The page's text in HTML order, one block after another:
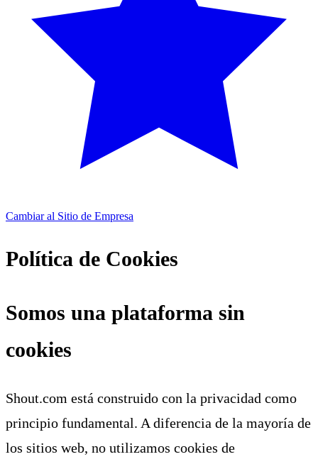
Cambiar al Sitio de Empresa
Política de Cookies
Somos una plataforma sin
cookies
Shout.com está construido con la privacidad como
principio fundamental. A diferencia de la mayoría de
los sitios web, no utilizamos cookies de